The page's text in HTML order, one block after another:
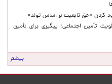
کردن «حق تابعیت بر اساس تولد»
تأمین اجتماعی؛ پیگیری برای تأمین
بیشتر